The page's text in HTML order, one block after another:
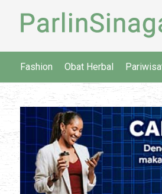
Fashion Obat Herbal